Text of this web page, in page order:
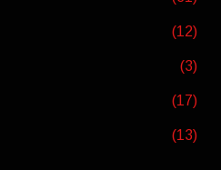
(12)
(3)
(17)
(13)